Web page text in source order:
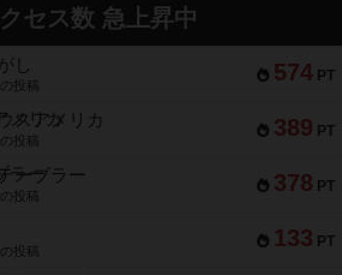
セス数 急上昇中
574 PT
し
投稿
389 PT
スアメリカ
投稿
378 PT
ーブラー
の投稿
133 PT
投稿